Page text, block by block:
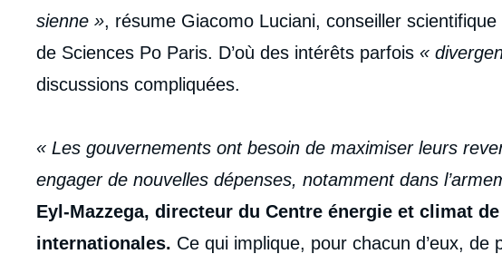
sienne », résume Giacomo Luciani, conseiller scientifique
de Sciences Po Paris. D’où des intérêts parfois «
discussions compliquées.
« Les gouvernements ont besoin de maximiser leurs
engager de nouvelles dépenses, notamment dans
Eyl-Mazzega, directeur du Centre énergie et climat
internationales. Ce qui implique, pour chacun d’eux, de